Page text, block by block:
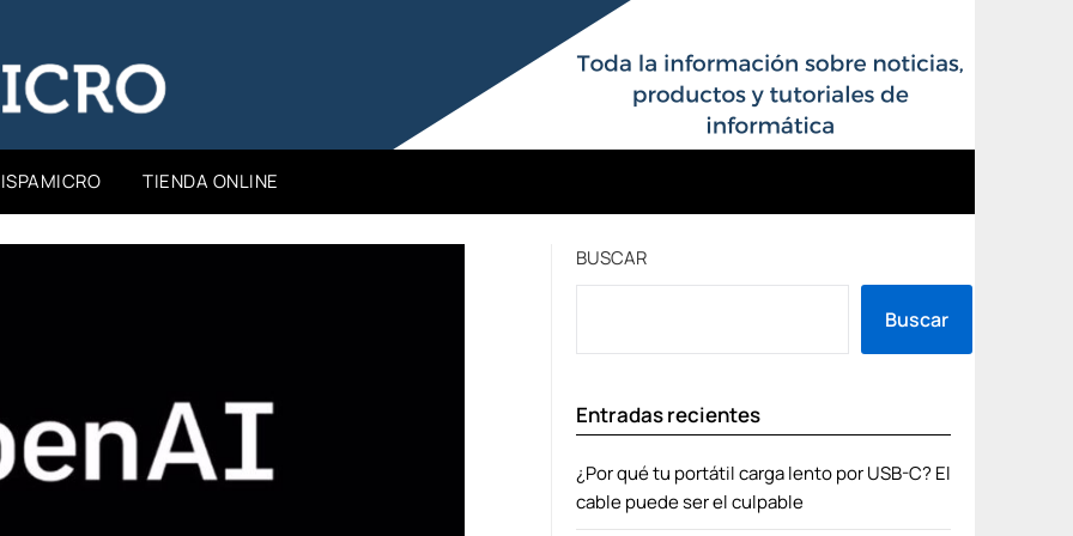
TIENDA ONLINE
BUSCAR
Buscar
Entradas recientes
¿Por qué tu portátil carga lento por USB-C? El
cable puede ser el culpable